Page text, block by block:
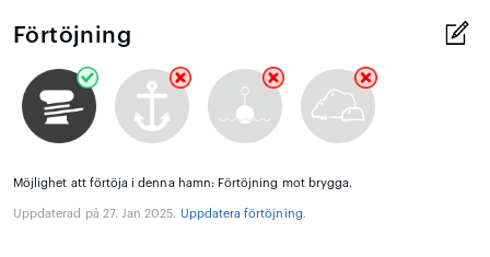
Förtöjning
Möjlighet att förtöja i denna hamn: Förtöjning mot brygga.
Uppdaterad på 27. Jan 2025. Uppdatera förtöjning.